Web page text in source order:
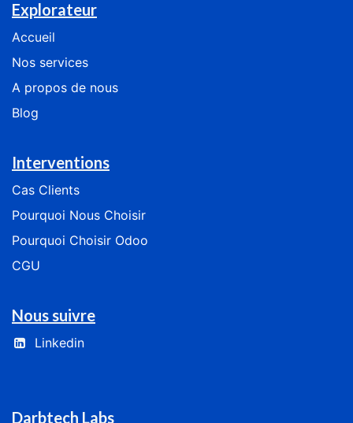
Explorateur
Accueil
Nos services
​​​​​​​​​​A​ ​p​ro​p​os​ ​de ​n​o​us
Blog
Interventions
Cas Clients
​​​​​​Pourquoi Nous Choisir​​​​​​
​​​​​​​​Pourquoi Choisir Odoo​​​​​​​​
CGU
Nous suivre
Linkedin
Darbtech Labs